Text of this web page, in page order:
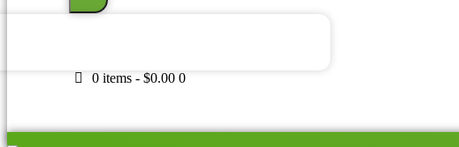
0 items -$0.00 0